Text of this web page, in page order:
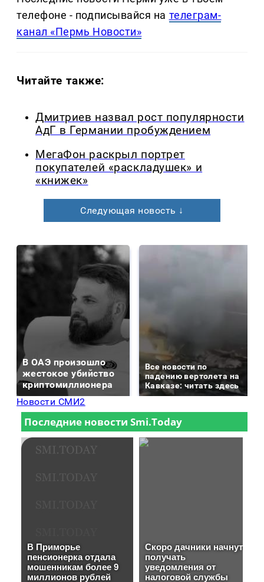
телефоне - подписывайся на телеграм-
канал «Пермь Новости»
Читайте также:
Дмитриев назвал рост популярности
АдГ в Германии пробуждением
МегаФон раскрыл портрет
покупателей «раскладушек» и
«книжек»
Следующая новость ↓
В ОАЭ произошло
жестокое убийство
криптомиллионера
Все новости по
падению вертолета на
Кавказе: читать здесь
Новости СМИ2